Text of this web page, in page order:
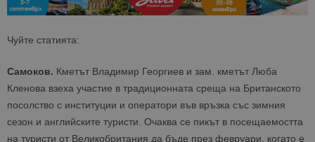
Чуйте статията:
Самоков. Кметът Владимир Георгиев и зам. кметът Люба
Кленова взеха участие в традиционната среща на Британското
посолство с институции и оператори във връзка със зимния
сезон и английските туристи. Очаква се пикът в посещаемостта
на туристи от Великобритания да бъде през февруари, когато е